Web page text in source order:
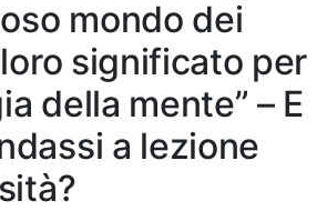
mondo dei
significato per
della mente” – E
a lezione